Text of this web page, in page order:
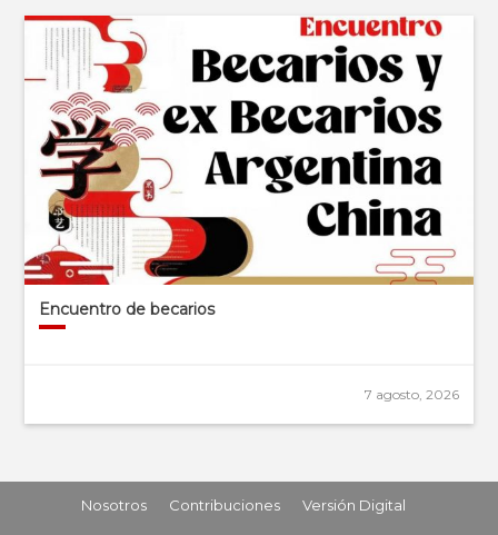
Encuentro de becarios
7 agosto, 2026
Nosotros Contribuciones
Versión Digital